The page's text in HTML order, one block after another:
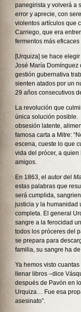
panegirista y volverá a
error y aprecie, con
violentos artículos que
Carriego, que era
fermentos más
[Urquiza] se hace
José María Domínguez
gestión gubernativa
sienten atados por un
29 años consecutivos
La revolución que
única solución posible.
obsesión latente,
famosa carta a Mitre:
escena, cueste lo que
vida del prócer, a
amigos.
En 1863, el autor del
estas palabras que
será cumplida,
justicia y la humanidad
completa. El general
sangre a la ferocidad
todos los próceres del
se prepara para
familia, su sangre ha
Ya hemos visto
llenar libros –dice
después de Pavón en
Urquiza… Fue esa
asesinato”.